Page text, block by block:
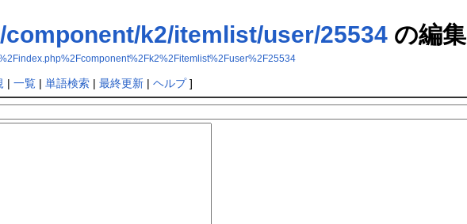
k2/itemlist/user/25534の編集
| 一覧| 単語検索| 最終更新| ヘルプ]